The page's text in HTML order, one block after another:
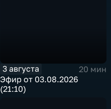
3 августа
20 мин
Эфир от 03.08.2026
(21:10)